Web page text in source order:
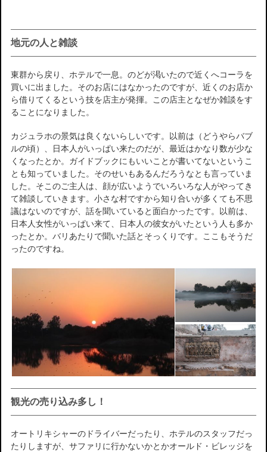
地元の人と雑談
東群から戻り、ホテルで一息。のどが渇いたので近くへコーラを
買いに出ました。そのお店にはなかったのですが、近くのお店か
ら借りてくるという技を店主が発揮。この店主となぜか雑談をす
ることになりました。
カジュラホの景気は良くないらしいです。以前は（どうやらバブ
ルの頃）、日本人がいっぱい来たのだが、最近はかなり数が少な
くなったとか。ガイドブックにもいいことが書いてないというこ
とも知っていました。そのせいもあるんだろうなとも言っていま
した。そこのご主人は、顔が広いようでいろいろな人がやってき
て雑談していきます。小さな村ですから知り合いが多くても不思
議はないのですが、話を聞いていると面白かったです。以前は、
日本人女性がいっぱい来て、日本人の彼女がいたという人も多か
ったとか。バリあたりで聞いた話とそっくりです。ここもそうだ
ったのですね。
観光の売り込み多し！
オートリキシャーのドライバーだったり、ホテルのスタッフだっ
たりしますが、サファリに行かないかとかオールド・ビレッジを